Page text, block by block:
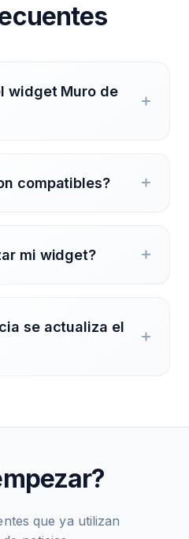
widget Muro de
compatibles?
mi widget?
se actualiza el
que ya utilizan